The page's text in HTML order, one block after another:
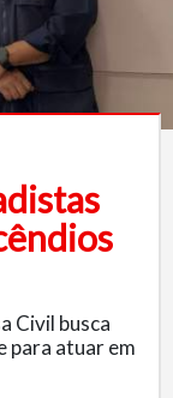
Civil busca
para atuar em